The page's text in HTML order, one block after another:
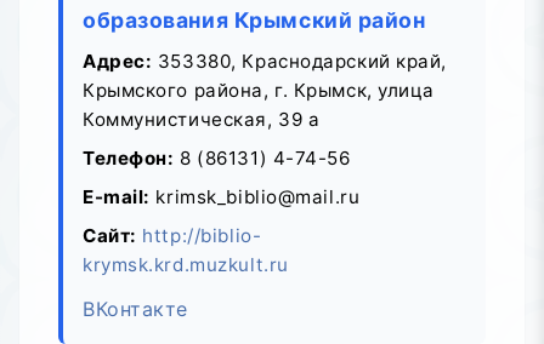
образования Крымский район
Адрес: 353380, Краснодарский край,
Крымского района, г. Крымск, улица
Коммунистическая, 39 а
Телефон: 8 (86131) 4-74-56
E-mail: krimsk_biblio@mail.ru
Сайт: http://biblio-
krymsk.krd.muzkult.ru
ВКонтакте